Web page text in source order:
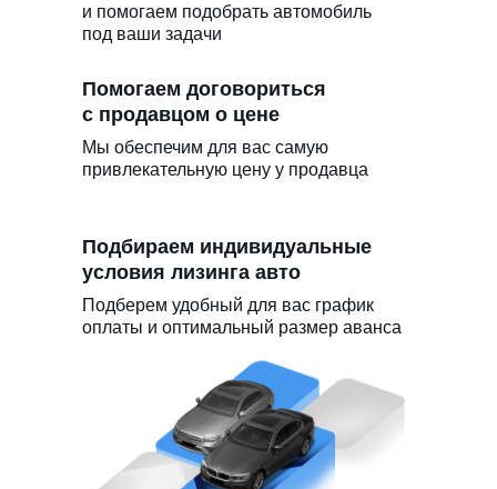
Подбираем индивидуальные
условия лизинга авто
Подберем удобный для вас график
оплаты и оптимальный размер аванса
Помогаем договориться
с продавцом о цене
Мы обеспечим для вас самую
привлекательную цену у продавца
и помогаем подобрать автомобиль
под ваши задачи